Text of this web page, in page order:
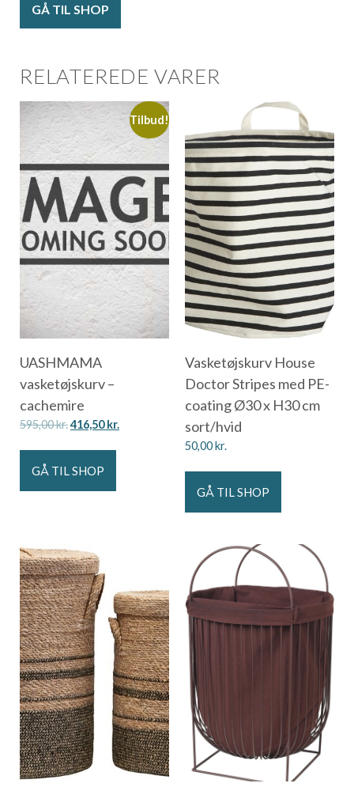
GÅ TIL SHOP
RELATEREDE VARER
Tilbud!
UASHMAMA
vasketøjskurv –
cachemire
595,00kr.416,50kr.
GÅ TIL SHOP
Vasketøjskurv House
Doctor Stripes med PE-
coating Ø30 x H30 cm
sort/hvid
50,00kr.
GÅ TIL SHOP